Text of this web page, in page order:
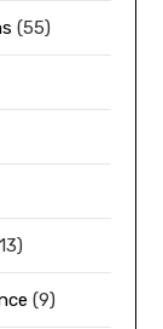
(55)
(9)